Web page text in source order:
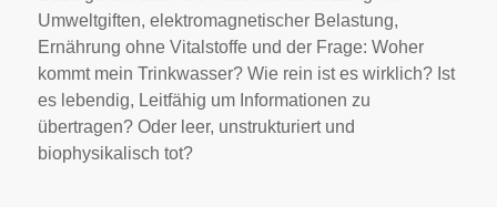
Umweltgiften, elektromagnetischer Belastung,
Ernährung ohne Vitalstoffe und der Frage: Woher
kommt mein Trinkwasser? Wie rein ist es wirklich? Ist
es lebendig, Leitfähig um Informationen zu
übertragen? Oder leer, unstrukturiert und
biophysikalisch tot?